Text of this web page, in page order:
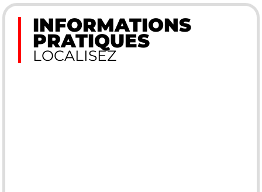
INFORMATIONS
PRATIQUES
LOCALISEZ